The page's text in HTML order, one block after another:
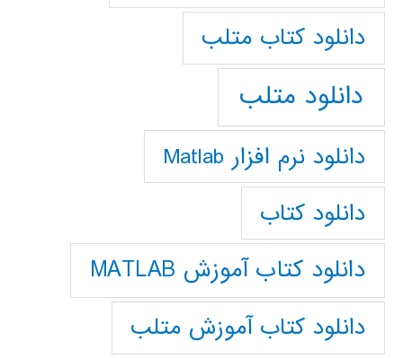
دانلود كتاب متلب
دانلود متلب
دانلود نرم افزار Matlab
دانلود کتاب
دانلود کتاب آموزش MATLAB
دانلود کتاب آموزش متلب